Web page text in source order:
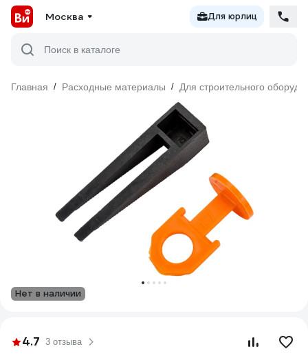
Москва Для юрлиц
Поиск в каталоге
Главная / Расходные материалы / Для строительного
Нет в наличии
4.7 3 отзыва